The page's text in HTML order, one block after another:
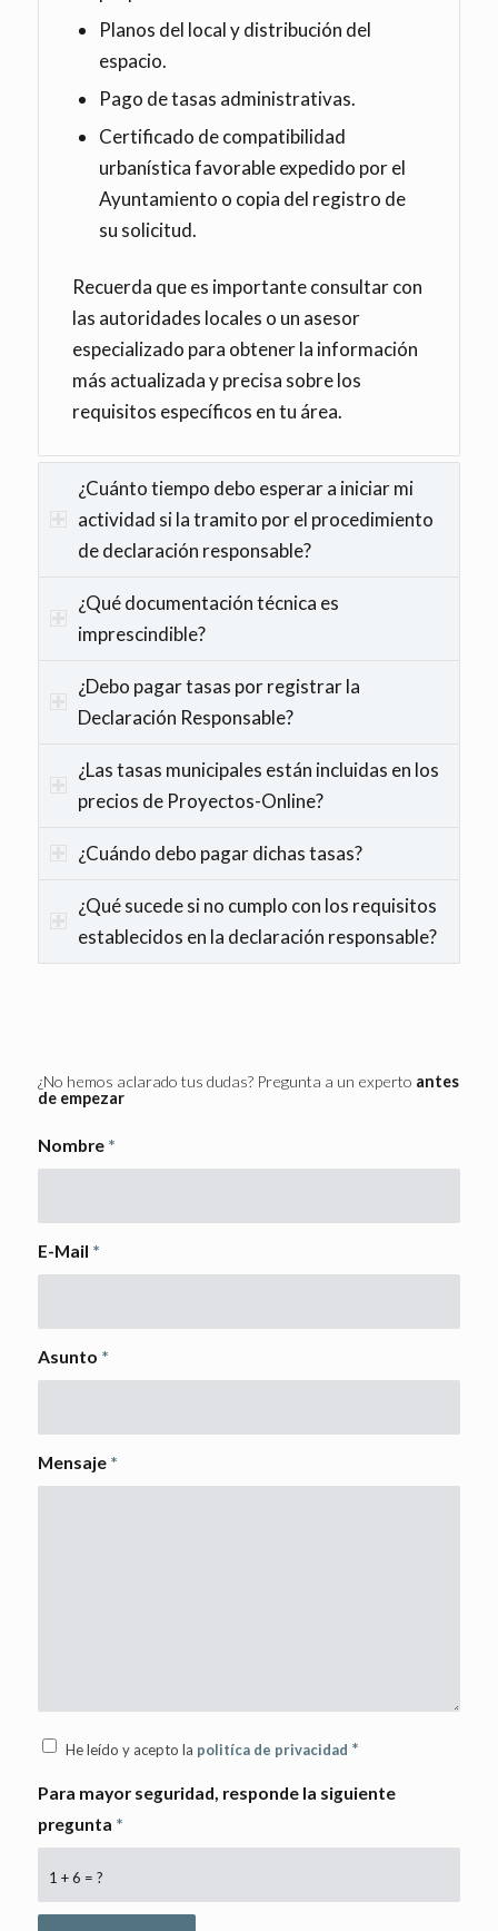
Planos del local y distribución del
espacio.
Pago de tasas administrativas.
Certificado de compatibilidad
urbanística favorable expedido por el
Ayuntamiento o copia del registro de
su solicitud.
Recuerda que es importante consultar con
las autoridades locales o un asesor
especializado para obtener la información
más actualizada y precisa sobre los
requisitos específicos en tu área.
¿Cuánto tiempo debo esperar a iniciar mi
actividad si la tramito por el procedimiento
de declaración responsable?
¿Qué documentación técnica es
imprescindible?
¿Debo pagar tasas por registrar la
Declaración Responsable?
¿Las tasas municipales están incluidas en los
precios de Proyectos-Online?
¿Cuándo debo pagar dichas tasas?
¿Qué sucede si no cumplo con los requisitos
establecidos en la declaración responsable?
¿No hemos aclarado tus dudas? Pregunta a un experto antes
de empezar
Nombre *
E-Mail *
Asunto *
Mensaje *
He leído y acepto la politíca de privacidad *
1 + 6 = ?
Para mayor seguridad, responde la siguiente
pregunta *